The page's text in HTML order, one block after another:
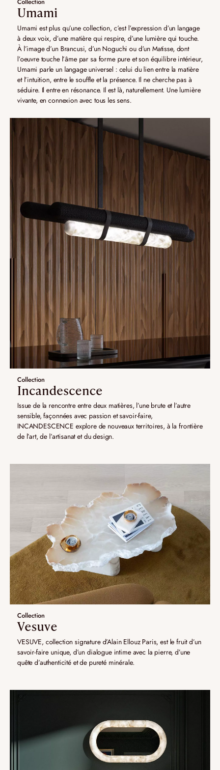
Collection
Umami
Umami est plus qu’une collection, c’est l’expression d’un langage
à deux voix, d’une matière qui respire, d’une lumière qui touche.
À l’image d’un Brancusi, d’un Noguchi ou d’un Matisse, dont
l’oeuvre touche l’âme par sa forme pure et son équilibre intérieur,
Umami parle un langage universel : celui du lien entre la matière
et l’intuition, entre le souffle et la présence. Il ne cherche pas à
séduire. Il entre en résonance. Il est là, naturellement. Une lumière
vivante, en connexion avec tous les sens.
Collection
Incandescence
Issue de la rencontre entre deux matières, l’une brute et l’autre
sensible, façonnées avec passion et savoir-faire,
INCANDESCENCE explore de nouveaux territoires, à la frontière
de l’art, de l’artisanat et du design.
Collection
Vesuve
VESUVE, collection signature d’Alain Ellouz Paris, est le fruit d’un
savoir-faire unique, d’un dialogue intime avec la pierre, d’une
quête d’authenticité et de pureté minérale.